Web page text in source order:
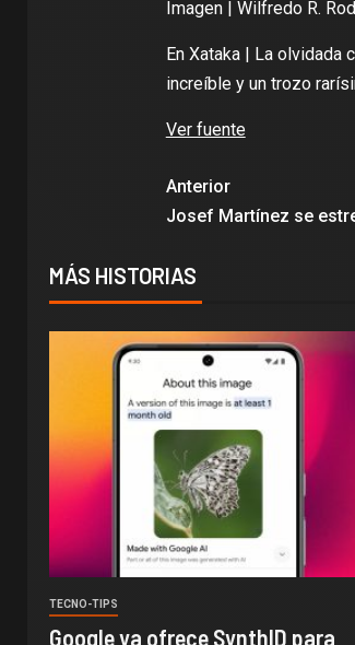
Imagen | Wilfredo R.
En Xataka | La olvidada
increíble y un trozo
Ver fuente
Anterior
Josef Martínez se
MÁS HISTORIAS
TECNO-TIPS
Google ya ofrece SynthID para